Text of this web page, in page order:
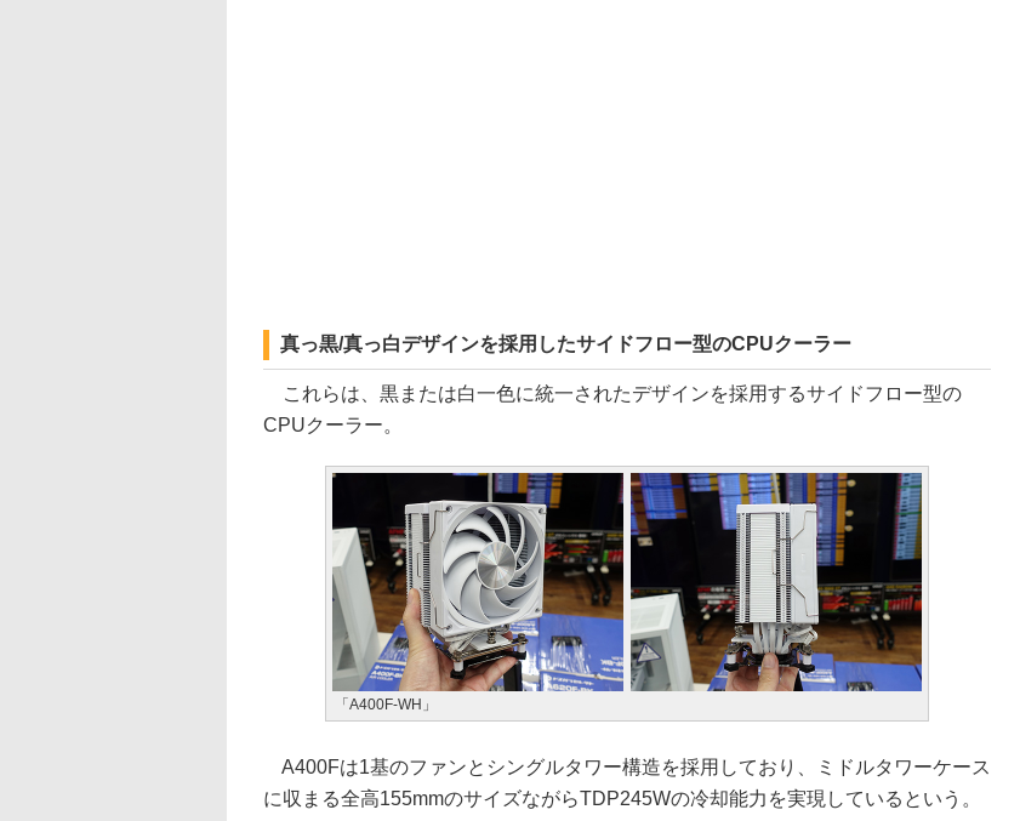
真っ黒/真っ白デザインを採用したサイドフロー型のCPUクーラー
これらは、黒または白一色に統一されたデザインを採用するサイドフロー型の
CPUクーラー。
「A400F-WH」
A400Fは1基のファンとシングルタワー構造を採用しており、ミドルタワーケース
に収まる全高155mmのサイズながらTDP245Wの冷却能力を実現しているという。